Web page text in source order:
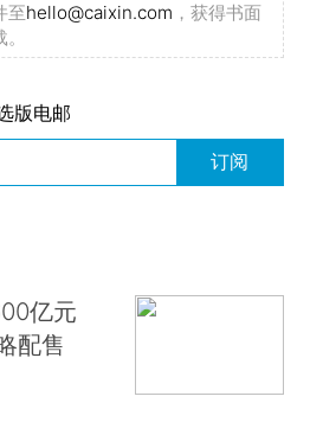
至hello@caixin.com ，获得书面
版电邮
订阅
亿元
配售